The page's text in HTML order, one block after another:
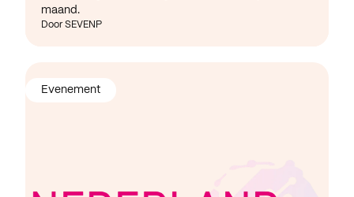
maand.
Door SEVENP
Evenement